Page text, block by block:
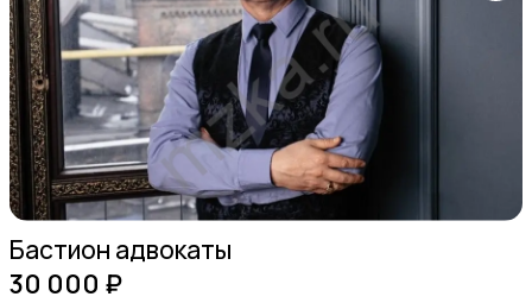
Ремонт и строительство
Бастион адвокаты
30 000 ₽